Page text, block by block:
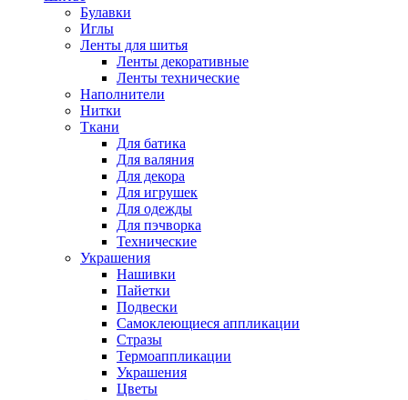
Булавки
Иглы
Ленты для шитья
Ленты декоративные
Ленты технические
Наполнители
Нитки
Ткани
Для батика
Для валяния
Для декора
Для игрушек
Для одежды
Для пэчворка
Технические
Украшения
Нашивки
Пайетки
Подвески
Самоклеющиеся аппликации
Стразы
Термоаппликации
Украшения
Цветы